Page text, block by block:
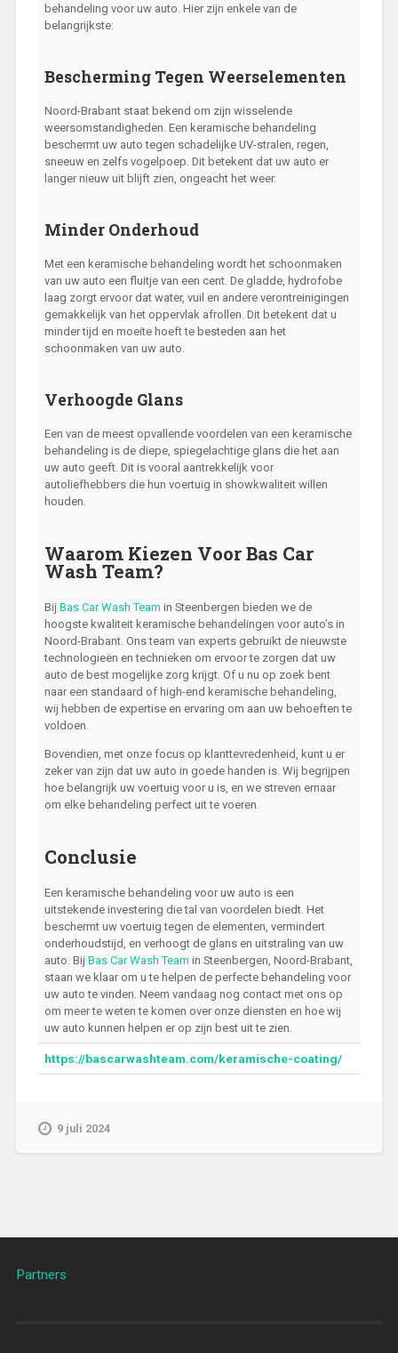
behandeling voor uw auto. Hier zijn enkele van de
belangrijkste:
Bescherming Tegen Weerselementen
Noord-Brabant staat bekend om zijn wisselende
weersomstandigheden. Een keramische behandeling
beschermt uw auto tegen schadelijke UV-stralen, regen,
sneeuw en zelfs vogelpoep. Dit betekent dat uw auto er
langer nieuw uit blijft zien, ongeacht het weer.
Minder Onderhoud
Met een keramische behandeling wordt het schoonmaken
van uw auto een fluitje van een cent. De gladde, hydrofobe
laag zorgt ervoor dat water, vuil en andere verontreinigingen
gemakkelijk van het oppervlak afrollen. Dit betekent dat u
minder tijd en moeite hoeft te besteden aan het
schoonmaken van uw auto.
Verhoogde Glans
Een van de meest opvallende voordelen van een keramische
behandeling is de diepe, spiegelachtige glans die het aan
uw auto geeft. Dit is vooral aantrekkelijk voor
autoliefhebbers die hun voertuig in showkwaliteit willen
houden.
Waarom Kiezen Voor Bas Car
Wash Team?
Bij Bas Car Wash Team in Steenbergen bieden we de
hoogste kwaliteit keramische behandelingen voor auto’s in
Noord-Brabant. Ons team van experts gebruikt de nieuwste
technologieën en technieken om ervoor te zorgen dat uw
auto de best mogelijke zorg krijgt. Of u nu op zoek bent
naar een standaard of high-end keramische behandeling,
wij hebben de expertise en ervaring om aan uw behoeften te
voldoen.
Bovendien, met onze focus op klanttevredenheid, kunt u er
zeker van zijn dat uw auto in goede handen is. Wij begrijpen
hoe belangrijk uw voertuig voor u is, en we streven ernaar
om elke behandeling perfect uit te voeren.
Conclusie
Een keramische behandeling voor uw auto is een
uitstekende investering die tal van voordelen biedt. Het
beschermt uw voertuig tegen de elementen, vermindert
onderhoudstijd, en verhoogt de glans en uitstraling van uw
auto. Bij Bas Car Wash Team in Steenbergen, Noord-Brabant,
staan we klaar om u te helpen de perfecte behandeling voor
uw auto te vinden. Neem vandaag nog contact met ons op
om meer te weten te komen over onze diensten en hoe wij
uw auto kunnen helpen er op zijn best uit te zien.
https://bascarwashteam.com/keramische-coating/
9 juli 2024
Partners